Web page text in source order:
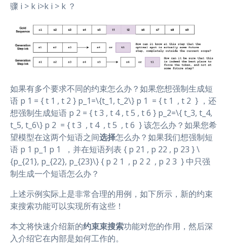
骤 i > k i>k i > k ？
如果有多个要求不同的约束怎么办？如果您想强制生成短
语 p 1 = { t 1 , t 2 } p_1=\{t_1, t_2\} p 1 ​ = { t 1 ​ , t 2 ​ } ，还
想强制生成短语 p 2 = { t 3 , t 4 , t 5 , t 6 } p_2=\{ t_3, t_4,
t_5, t_6\} p 2 ​ = { t 3 ​ , t 4 ​ , t 5 ​ , t 6 ​ } 该怎么办？如果您希
望模型在这两个短语之间选择怎么办？如果我们想强制短
语 p 1 p_1 p 1 ​ ，并在短语列表 { p 21 , p 22 , p 23 } \
{p_{21}, p_{22}, p_{23}\} { p 2 1 ​ , p 2 2 ​ , p 2 3 ​ } 中只强
制生成一个短语怎么办？
上述示例实际上是非常合理的用例，如下所示，新的约束
束搜索功能可以实现所有这些！
本文将快速介绍新的约束束搜索功能对您的作用，然后深
入介绍它在内部是如何工作的。